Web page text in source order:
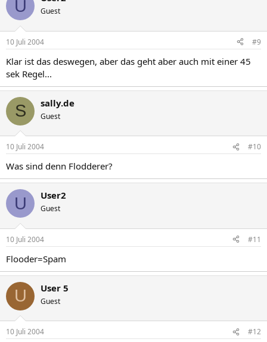
U Guest
10 Juli 2004 #9
Klar ist das deswegen, aber das geht aber auch mit einer 45
sek Regel...
S sally.de
Guest
10 Juli 2004 #10
Was sind denn Flodderer?
U User2
Guest
10 Juli 2004 #11
Flooder=Spam
U User 5
Guest
10 Juli 2004 #12